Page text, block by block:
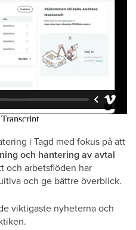
i Tagd med fokus på att
och hantering av avtal
och arbetsflöden har
och ge bättre överblick.
viktigaste nyheterna och